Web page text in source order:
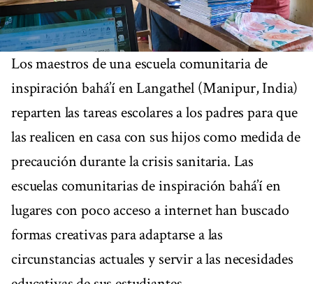
Los maestros de una escuela comunitaria de
inspiración bahá’í en Langathel (Manipur, India)
reparten las tareas escolares a los padres para que
las realicen en casa con sus hijos como medida de
precaución durante la crisis sanitaria. Las
escuelas comunitarias de inspiración bahá’í en
lugares con poco acceso a internet han buscado
formas creativas para adaptarse a las
circunstancias actuales y servir a las necesidades